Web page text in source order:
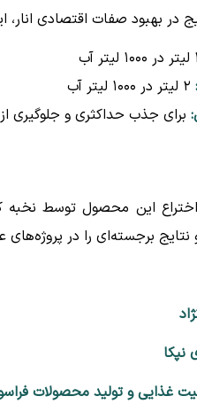
در بهبود صفات اقتصادی انار،
برای جذب حداکثری و جلوگیری
اختراع این محصول توسط
نتایج برجسته‌ای را در
نپکا